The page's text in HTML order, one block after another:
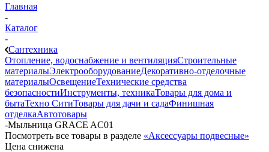
Главная
-
Каталог
-
Сантехника
Отопление, водоснабжение и вентиляцияСтроительные
материалыЭлектрооборудованиеДекоративно-отделочные
материалыОсвещениеТехнические средства
безопасностиИнструменты, техникаТовары для дома и
бытаТехно СитиТовары для дачи и садаФинишная
отделкаАвтотовары
-Мыльница GRACE AC01
Посмотреть все товары в разделе «Аксессуары подвесные»
Цена снижена